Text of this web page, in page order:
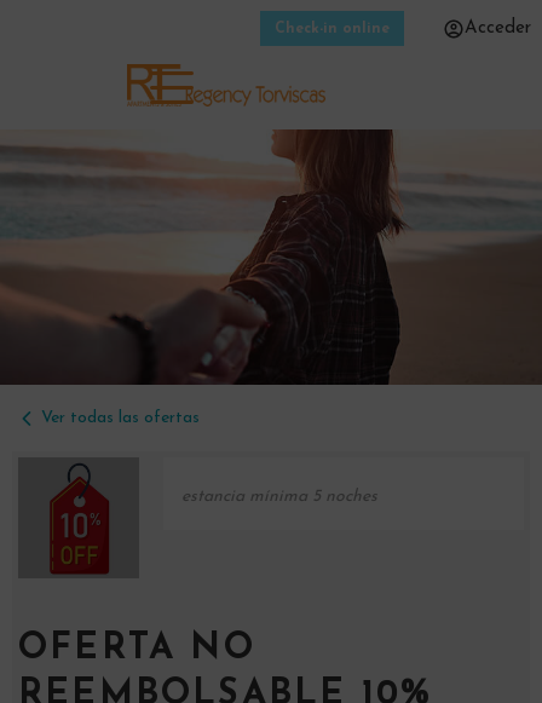
Check-in online Acceder
Ver todas las ofertas
estancia mínima 5 noches
OFERTA NO
REEMBOLSABLE 10%